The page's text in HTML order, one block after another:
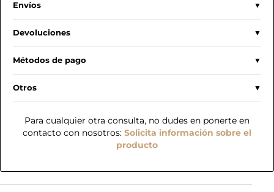
Envíos
Devoluciones
Métodos de pago
Otros
Para cualquier otra consulta, no dudes en ponerte en
contacto con nosotros: Solicita información sobre el
producto